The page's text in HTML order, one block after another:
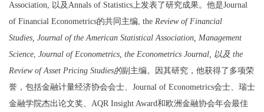
Association, 以及Annals of Statistics上发表了研究成果。他是Journal
of Financial Econometrics的共同主编, the Review of Financial
Studies, Journal of the American Statistical Association, Management
Science, Journal of Econometrics, the Econometrics Journal, 以及 the
Review of Asset Pricing Studies的副主编。因其研究，他获得了多项荣
誉，包括金融计量经济协会会士、Journal of Econometrics会士、瑞士
金融学院杰出论文奖、AQR Insight Award和欧洲金融协会年会最佳